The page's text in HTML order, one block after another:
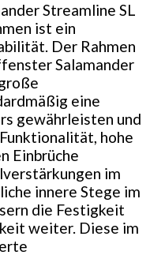
Streamline SL
ist ein
Der Rahmen
Salamander
eine
gewährleisten und
hohe
Einbrüche
im
innere Stege im
die Festigkeit
weiter. Diese im